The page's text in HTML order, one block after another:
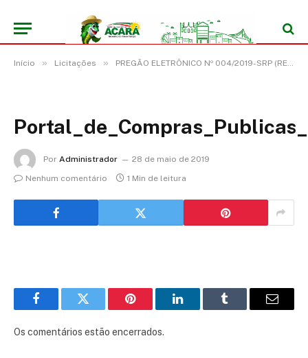
Início » Licitações » PREGÃO ELETRÔNICO Nº 004/2019-SRP (REGISTRO DE PREÇO PARA EVENTUAL AQUISIÇÃO DE MATERIAL DE HIGIENE E LIMPEZA, para atender a demanda da Secretaria Municipal de Saúde)
Por Administrador
28 de maio de 2019
Nenhum comentário
1 Min de leitura
FacebookTwitter Pinterest LinkedInTumblr
E-
Os comentários estão encerrados.